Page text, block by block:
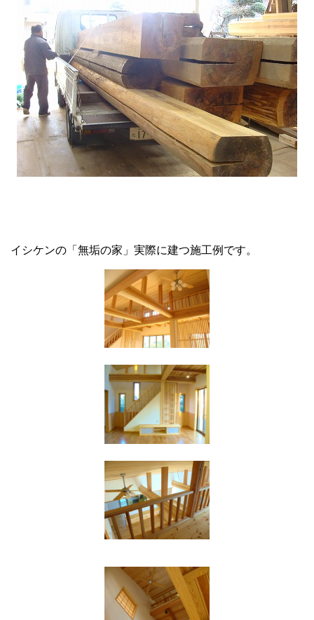
イシケンの「無垢の家」実際に建つ施工例です。